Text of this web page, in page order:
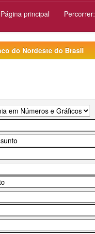
principal Percorrer:
do Nordeste do Brasil